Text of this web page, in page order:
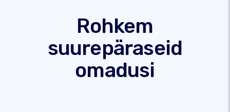
Rohkem
suurepäraseid
omadusi